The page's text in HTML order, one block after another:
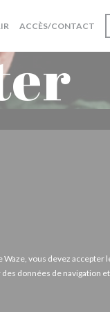
((OUVRE UNE NOUVELLE
ACCÈS/CONTACT
vous devez accepter
données de navigation